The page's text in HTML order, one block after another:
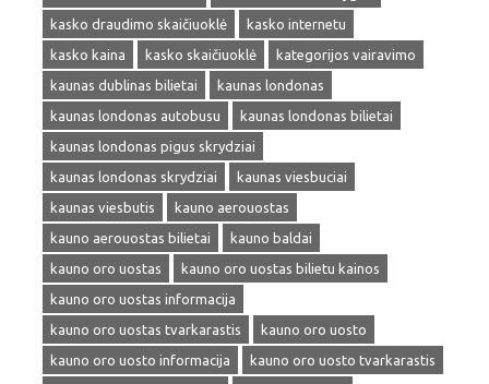
kasko draudimo skaičiuoklė
kasko internetu
kasko kaina
kasko skaičiuoklė
kategorijos vairavimo
kaunas dublinas bilietai
kaunas londonas
kaunas londonas autobusu
kaunas londonas bilietai
kaunas londonas pigus skrydziai
kaunas londonas skrydziai
kaunas viesbuciai
kaunas viesbutis
kauno aerouostas
kauno aerouostas bilietai
kauno baldai
kauno oro uostas
kauno oro uostas bilietu kainos
kauno oro uostas informacija
kauno oro uostas tvarkarastis
kauno oro uosto
kauno oro uosto informacija
kauno oro uosto tvarkarastis